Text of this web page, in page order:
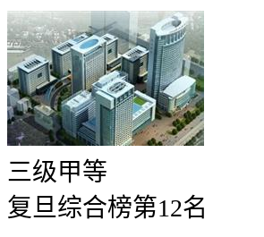
三级甲等
复旦综合榜第12名